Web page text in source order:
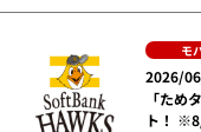
モ
2026/
「ため
ト！